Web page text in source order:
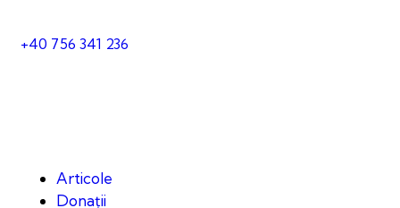
+40 756 341 236
Articole
Donații